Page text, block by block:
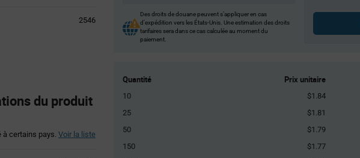
2546
du produit
à certains pays. Voir la liste
Des droits de douane peuvent s’appliquer en cas
d’expédition vers les États-Unis. Une estimation des droits
tarifaires sera dans ce cas calculée au moment du
paiement.
Quantité Prix unitaire
10
$1.84
25
$1.81
50
$1.79
150
$1.77